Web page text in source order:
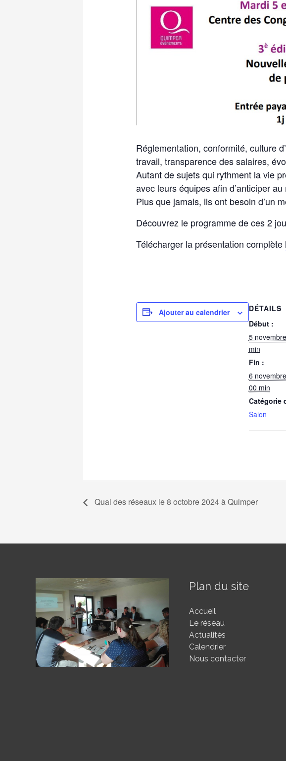
Réglementation, conformité, culture
travail, transparence des salaires,
Autant de sujets qui rythment la vie
avec leurs équipes afin d’anticiper
Plus que jamais, ils ont besoin d’un
Découvrez le programme de ces 2
Télécharger la présentation complète
Ajouter au calendrier
DÉTAILS
Début :
5
min
Fin :
6
00 min
Catégorie
Salon
Quai des réseaux le 8 octobre 2024 à Quimper
Plan du site
Accueil
Le réseau
Actualités
Calendrier
Nous contacter